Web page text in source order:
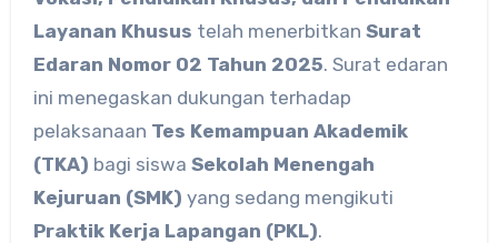
Layanan Khusus telah menerbitkan Surat
Edaran Nomor 02 Tahun 2025. Surat edaran
ini menegaskan dukungan terhadap
pelaksanaan Tes Kemampuan Akademik
(TKA) bagi siswa Sekolah Menengah
Kejuruan (SMK) yang sedang mengikuti
Praktik Kerja Lapangan (PKL).